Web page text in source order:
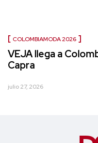
COLOMBIAMODA 2026
VEJA llega a
Capra
julio 27, 2026